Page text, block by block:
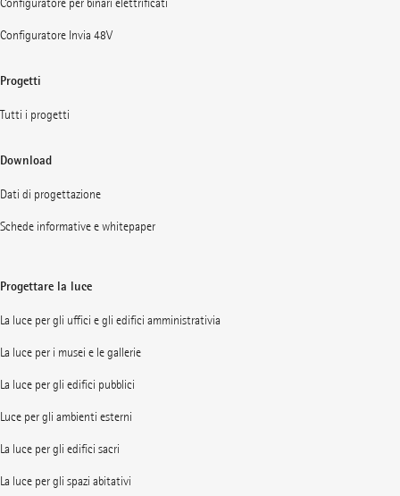
Configuratore Invia 48V
Progetti
Tutti i progetti
Download
Dati di progettazione
Schede informative e whitepaper
Progettare la luce
La luce per gli uffici e gli edifici amministrativia
La luce per i musei e le gallerie
La luce per gli edifici pubblici
Luce per gli ambienti esterni
La luce per gli edifici sacri
La luce per gli spazi abitativi